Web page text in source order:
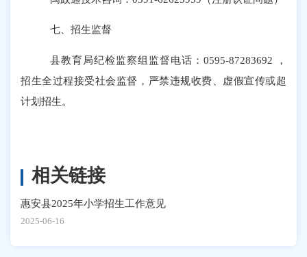
七、招生监督
县教育局纪检监察组监督电话： 0595-87283692 ，
招生全过程接受社会监督，严禁违规收费、虚假宣传或超
计划招生。
相关链接
惠安县2025年小学招生工作意见
2025-06-16